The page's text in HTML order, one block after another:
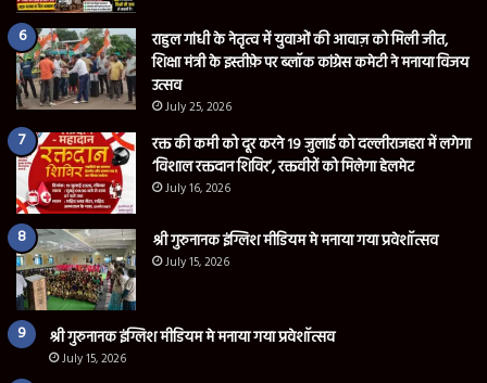
राहुल गांधी के नेतृत्व में युवाओं की आवाज़ को मिली जीत,
शिक्षा मंत्री के इस्तीफ़े पर ब्लॉक कांग्रेस कमेटी ने मनाया विजय
उत्सव
July 25, 2026
रक्त की कमी को दूर करने 19 जुलाई को दल्लीराजहरा में लगेगा
‘विशाल रक्तदान शिविर’, रक्तवीरों को मिलेगा हेलमेट
July 16, 2026
श्री गुरुनानक इंग्लिश मीडियम मे मनाया गया प्रवेशॉत्सव
July 15, 2026
श्री गुरुनानक इंग्लिश मीडियम मे मनाया गया प्रवेशॉत्सव
July 15, 2026